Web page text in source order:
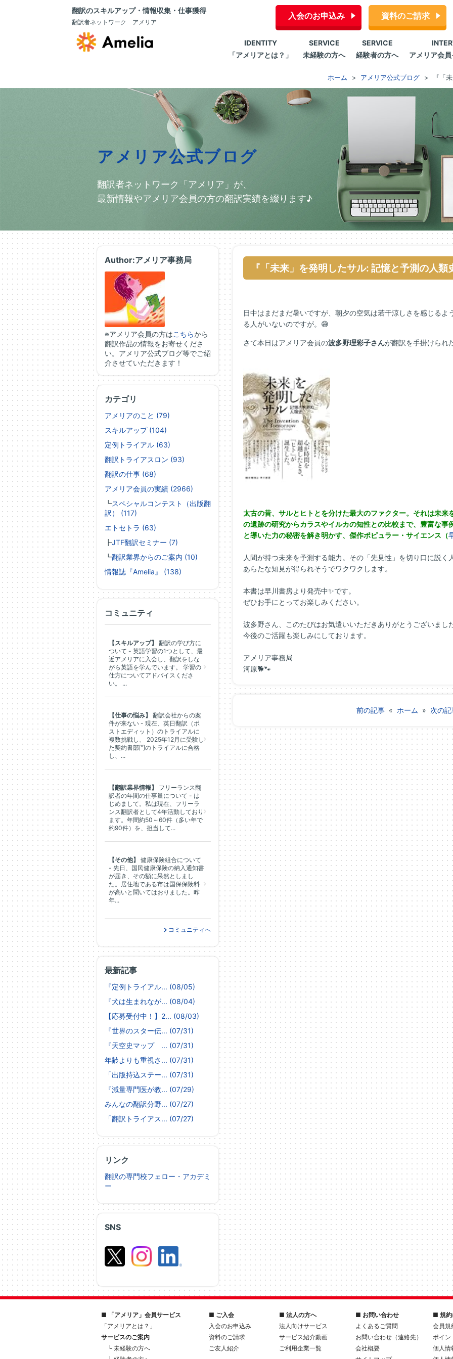
翻訳のスキルアップ・情報収集・仕事獲得
翻訳者ネットワーク アメリア
入会のお申込み 資料のご請求
IDENTITY
「アメリアとは？」
SERVICE
未経験の方へ
SERVICE
経験者の方へ
アメリア会
ホーム アメリア公式ブログ 『「
アメリア公式ブログ
翻訳者ネットワーク「アメリア」が、
最新情報やアメリア会員の方の翻訳実績を綴ります♪
『「未来」を発明したサル: 記憶と予測の人類
日中はまだまだ暑いですが、朝夕の空気は若干涼しさを感じるよ
る人がいないのですが。😅
さて本日はアメリア会員の波多野理彩子さんが翻訳を手掛けられ
太古の昔、サルとヒトとを分けた最大のファクター。それは未
の遺跡の研究からカラスやイルカの知性との比較まで、豊富な事
と導いた力の秘密を解き明かす、傑作ポピュラー・サイエンス（
人間が持つ未来を予測する能力。その「先見性」を切り口に説く
あらたな知見が得られそうでワクワクします。
本書は早川書房より発売中✨です。
ぜひお手にとってお楽しみください。
波多野さん、このたびはお気遣いいただきありがとうございまし
今後のご活躍も楽しみにしております。
アメリア事務局
河原🐕🐾
前の記事 « ホーム » 次の
Author:アメリア事務局
※アメリア会員の方はこちらから
翻訳作品の情報をお寄せくださ
い。アメリア公式ブログ等でご紹
介させていただきます！
SNS
カテゴリ
アメリアのこと (79)
スキルアップ (104)
定例トライアル (63)
翻訳トライアスロン (93)
翻訳の仕事 (68)
アメリア会員の実績 (2966)
┗スペシャルコンテスト（出版翻
訳） (117)
エトセトラ (63)
┣JTF翻訳セミナー (7)
┗翻訳業界からのご案内 (10)
情報誌『Amelia』 (138)
最新記事
『定例トライアル... (08/05)
『犬は生まれなが... (08/04)
【応募受付中！】2... (08/03)
『世界のスター伝... (07/31)
『天空史マップ ... (07/31)
年齢よりも重視さ... (07/31)
「出版持込ステー... (07/31)
『減量専門医が教... (07/29)
みんなの翻訳分野... (07/27)
「翻訳トライアス... (07/27)
リンク
翻訳の専門校フェロー・アカデミ
ー
コミュニティ
【スキルアップ】
翻訳の学び方に
ついて - 英語学習の1つとして、最
近アメリアに入会し、翻訳をしな
がら英語を学んでいます。 学習の
仕方についてアドバイスくださ
い。 ...
【仕事の悩み】
翻訳会社からの案
件が来ない - 現在、英日翻訳（ポ
ストエディット）のトライアルに
複数挑戦し、 2025年12月に受験し
た契約書部門のトライアルに合格
し、...
【翻訳業界情報】
フリーランス翻
訳者の年間の仕事量について - は
じめまして。私は現在、フリーラ
ンス翻訳者として4年活動しており
ます。年間約50～60件（多い年で
約90件）を、担当して...
【その他】
健康保険組合について
- 先日、国民健康保険の納入通知書
が届き、その額に呆然としまし
た。居住地である市は国保保険料
が高いと聞いてはおりました。昨
年...
コミュニティへ
■ 「アメリア」会員サービス
「アメリアとは？」
サービスのご案内
└ 未経験の方へ
■ ご入会
入会のお申込み
資料のご請求
ご友人紹介
■ 法人の方へ
法人向けサービス
サービス紹介動画
ご利用企業一覧
■ お問い合わせ
よくあるご質問
お問い合わせ（連絡先）
会社概要
■ 規約
会員規
ポイン
個人情